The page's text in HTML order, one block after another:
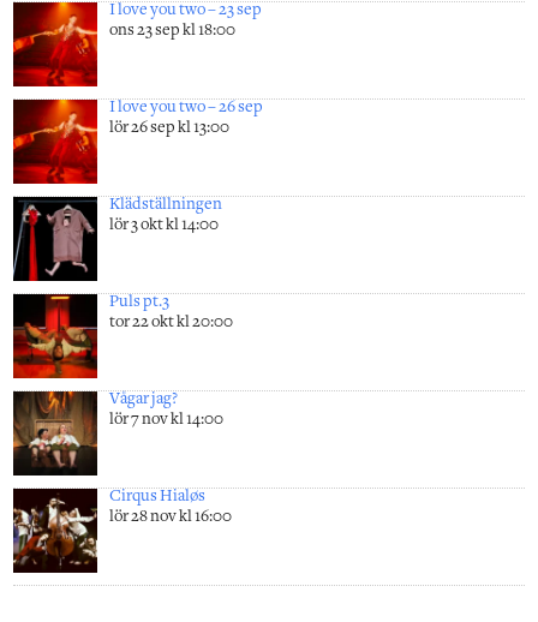
I love you two – 23 sep
ons 23 sep kl 18:00
I love you two – 26 sep
lör 26 sep kl 13:00
Klädställningen
lör 3 okt kl 14:00
Puls pt.3
tor 22 okt kl 20:00
Vågar jag?
lör 7 nov kl 14:00
Cirqus Hialøs
lör 28 nov kl 16:00